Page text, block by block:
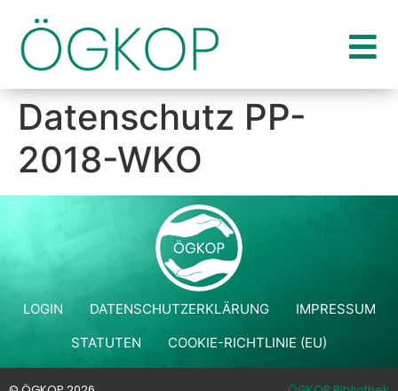
Datenschutz PP-
2018-WKO
LOGIN DATENSCHUTZERKLÄRUNG
IMPRESSUM
STATUTEN
COOKIE-RICHTLINIE (EU)